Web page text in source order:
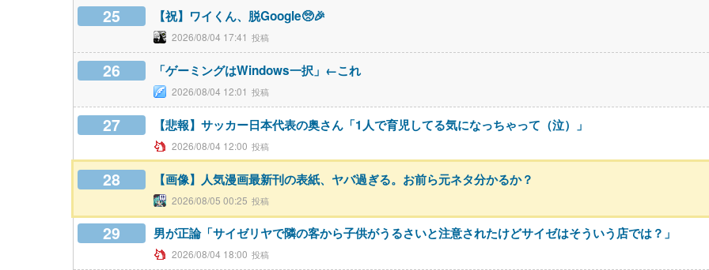
25 【祝】ワイくん、脱Google🥺🎉
2026/08/04 17:41
26 「ゲーミングはWindows一択」←これ
2026/08/04 12:01
27 【悲報】サッカー日本代表の奥さん「1人で育児してる気になっちゃって（泣）」
2026/08/04 12:00
28 【画像】人気漫画最新刊の表紙、ヤバ過ぎる。お前ら元ネタ分かるか？
2026/08/05 00:25
29 男が正論「サイゼリヤで隣の客から子供がうるさいと注意されたけどサイゼはそういう店では？」
2026/08/04 18:00